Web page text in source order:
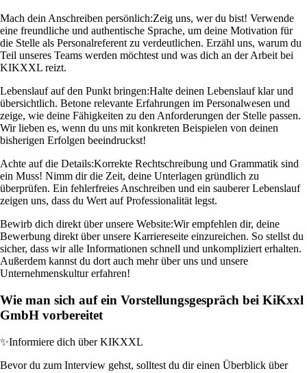
Mach dein Anschreiben persönlich:Zeig uns, wer du bist! Verwende
eine freundliche und authentische Sprache, um deine Motivation für
die Stelle als Personalreferent zu verdeutlichen. Erzähl uns, warum du
Teil unseres Teams werden möchtest und was dich an der Arbeit bei
KIKXXL reizt.
Lebenslauf auf den Punkt bringen:Halte deinen Lebenslauf klar und
übersichtlich. Betone relevante Erfahrungen im Personalwesen und
zeige, wie deine Fähigkeiten zu den Anforderungen der Stelle passen.
Wir lieben es, wenn du uns mit konkreten Beispielen von deinen
bisherigen Erfolgen beeindruckst!
Achte auf die Details:Korrekte Rechtschreibung und Grammatik sind
ein Muss! Nimm dir die Zeit, deine Unterlagen gründlich zu
überprüfen. Ein fehlerfreies Anschreiben und ein sauberer Lebenslauf
zeigen uns, dass du Wert auf Professionalität legst.
Bewirb dich direkt über unsere Website:Wir empfehlen dir, deine
Bewerbung direkt über unsere Karriereseite einzureichen. So stellst du
sicher, dass wir alle Informationen schnell und unkompliziert erhalten.
Außerdem kannst du dort auch mehr über uns und unsere
Unternehmenskultur erfahren!
Wie man sich auf ein Vorstellungsgespräch bei KiKxxl
GmbH vorbereitet
✨Informiere dich über KIKXXL
Bevor du zum Interview gehst, solltest du dir einen Überblick über